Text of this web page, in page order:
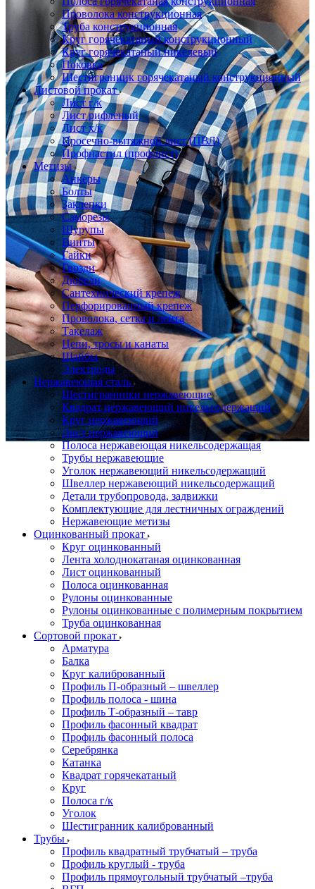
Проволока конструкционная
Труба конструкционная
Круг горячекатаный конструкционный
Круг горячекатаный никелевый
Поковка
Шестигранник горячекатаный конструкционный
Листовой прокат
Лист г/к
Лист рифленый
Лист х/к
Просечно-вытяжной лист (ПВЛ)
Профнастил (профлист)
Метизы
Анкеры
Болты
Заклепки
Саморезы
Шурупы
Винты
Гайки
Гвозди
Дюбели
Сантехнический крепеж
Перфорированный крепеж
Проволока, сетка и лента
Такелаж
Цепи, тросы и канаты
Шайбы
Электроды
Нержавеющая сталь
Шестигранники нержавеющие
Квадрат нержавеющий никельсодержащий
Круг нержавеющий
Лист нержавеющий
Полоса нержавеющая никельсодержащая
Трубы нержавеющие
Уголок нержавеющий никельсодержащий
Швеллер нержавеющий никельсодержащий
Детали трубопровода, задвижки
Комплектующие для лестничных ограждений
Нержавеющие метизы
Оцинкованный прокат
Круг оцинкованный
Лента холоднокатаная оцинкованная
Лист оцинкованный
Полоса оцинкованная
Рулоны оцинкованные
Рулоны оцинкованные с полимерным покрытием
Труба оцинкованная
Сортовой прокат
Арматура
Балка
Круг калиброванный
Профиль П-образный – швеллер
Профиль полоса - шина
Профиль Т-образный – тавр
Профиль фасонный квадрат
Профиль фасонный полоса
Серебрянка
Катанка
Квадрат горячекатаный
Круг
Полоса г/к
Уголок
Шестигранник калиброванный
Трубы
Профиль квадратный трубчатый – труба
Профиль круглый - труба
Профиль прямоугольный трубчатый –труба